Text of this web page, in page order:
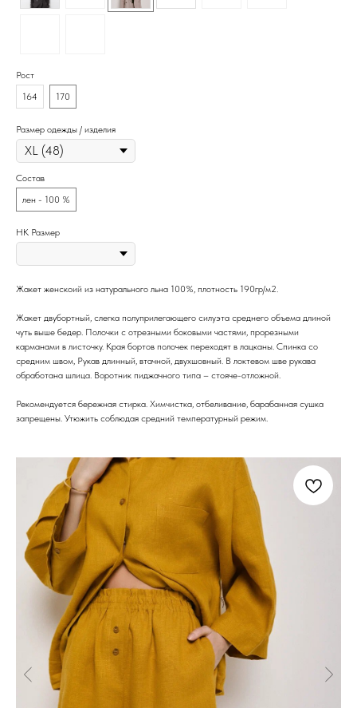
Рост
164
170
Размер одежды / изделия
Состав
лен - 100 %
НК Размер
Жакет женскоий из натурального льна 100%, плотность 190гр/м2.
Жакет двубортный, слегка полуприлегающего силуэта среднего объема длиной
чуть выше бедер. Полочки с отрезными боковыми частями, прорезными
карманами в листочку. Края бортов полочек переходят в лацканы. Спинка со
средним швом, Рукав длинный, втачной, двухшовный. В локтевом шве рукава
обработана шлица. Воротник пиджачного типа – стояче-отложной.
Рекомендуется бережная стирка. Химчистка, отбеливание, барабанная сушка
запрещены. Утюжить соблюдая средний температурный режим.